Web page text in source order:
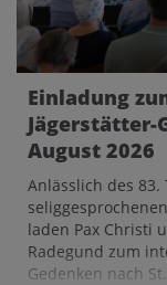
Einladung
Jägerstätter-
August 2026
Anlässlich des 83.
laden Pax Christi
Radegund zum
Gedenken nach